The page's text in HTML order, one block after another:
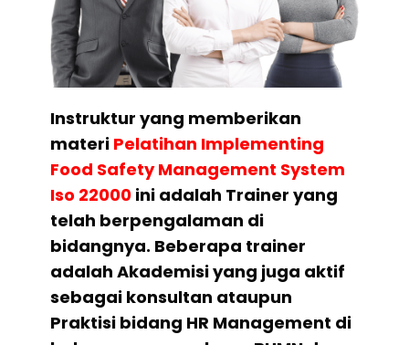
Instruktur yang memberikan
materi Pelatihan Implementing
Food Safety Management System
Iso 22000 ini adalah Trainer yang
telah berpengalaman di
bidangnya. Beberapa trainer
adalah Akademisi yang juga aktif
sebagai konsultan ataupun
Praktisi bidang HR Management di